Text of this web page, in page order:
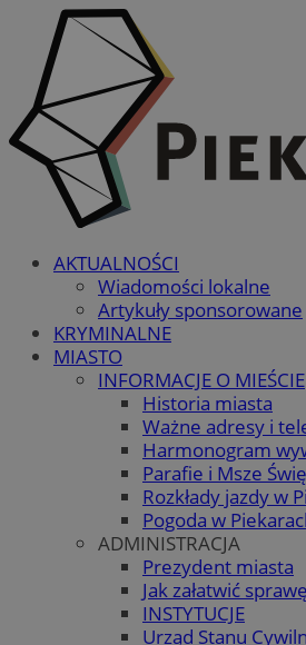
AKTUALNOŚCI
Wiadomości lokalne
Artykuły sponsorowane
KRYMINALNE
MIASTO
INFORMACJE O MIEŚCIE
Historia miasta
Ważne adresy i
Harmonogram
Parafie i Msze
Rozkłady jazdy w
Pogoda w
ADMINISTRACJA
Prezydent miasta
Jak załatwić
INSTYTUCJE
Urząd Stanu